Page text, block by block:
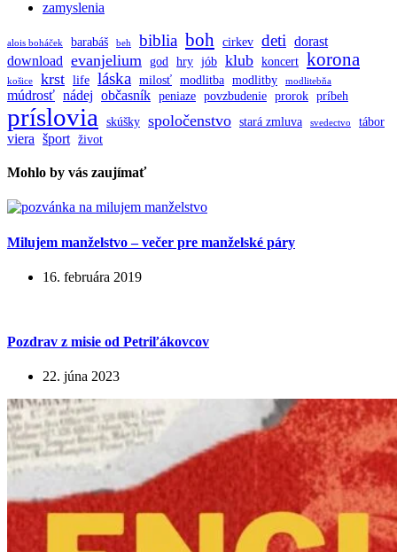
zamyslenia
alois boháček barabáš beh biblia boh cirkev deti dorast
download evanjelium god hry jób klub koncert korona
košice krst life láska milosť modlitba modlitby modlitebňa
múdrosť nádej občasník peniaze povzbudenie prorok príbeh
príslovia skúšky spoločenstvo stará zmluva svedectvo tábor
viera šport život
Mohlo by vás zaujímať
Milujem manželstvo – večer pre manželské páry
16. februára 2019
Pozdrav z misie od Petriľákovcov
22. júna 2023